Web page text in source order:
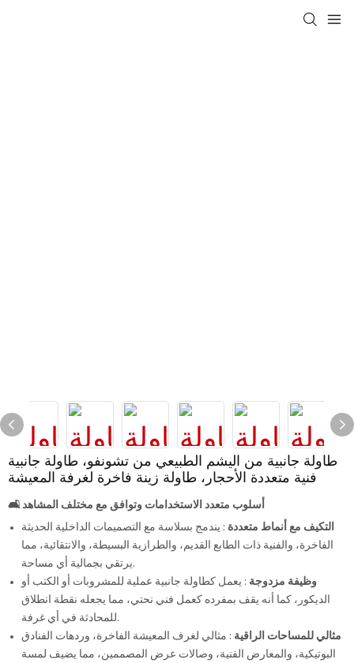
طاولة جانبية من اليشم الطبيعي من تشونفو، طاولة جانبية
فنية متعددة الأحجار، طاولة زينة فاخرة لغرفة المعيشة
🛋️ أسلوب متعدد الاستخدامات وتوافق مع مختلف المشاهد
التكيف مع أنماط متعددة : يندمج بسلاسة مع التصميمات الداخلية الحديثة
الفاخرة، والفنية ذات الطابع القديم، والطرازية البسيطة، والانتقائية، مما
يرتقي بجمالية أي مساحة.
وظيفة مزدوجة : يعمل كطاولة جانبية عملية للمشروبات أو الكتب أو
الديكور، كما أنه يقف بمفرده كعمل فني نحتي، مما يجعله نقطة انطلاق
للمحادثة في أي غرفة.
مثالي للمساحات الراقية : مثالي لغرف المعيشة الفاخرة، وردهات الفنادق
البوتيكية، والمعارض الفنية، وصالات عرض المصممين، مما يضيف لمسة